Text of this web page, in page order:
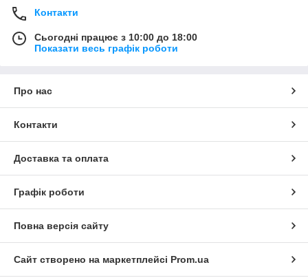
Контакти
Сьогодні працює з 10:00 до 18:00
Показати весь графік роботи
Про нас
Контакти
Доставка та оплата
Графік роботи
Повна версія сайту
Сайт створено на маркетплейсі Prom.ua